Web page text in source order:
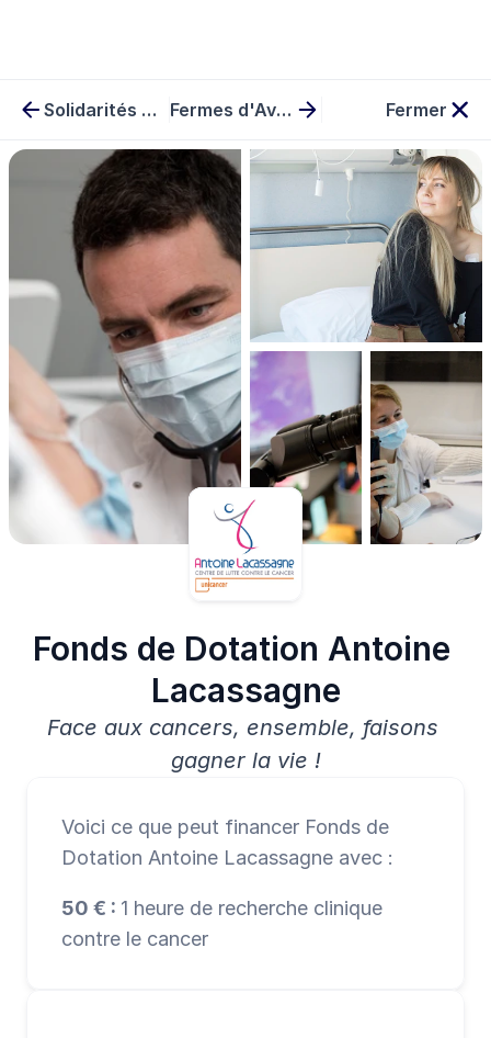
Solidarités Nouvelles pour le Logement Fermes d'Avenir Fermer
Fonds de Dotation Antoine
Lacassagne
Face aux cancers, ensemble, faisons
gagner la vie !
Voici ce que peut financer Fonds de
Dotation Antoine Lacassagne avec :
50 € : 1 heure de recherche clinique
contre le cancer